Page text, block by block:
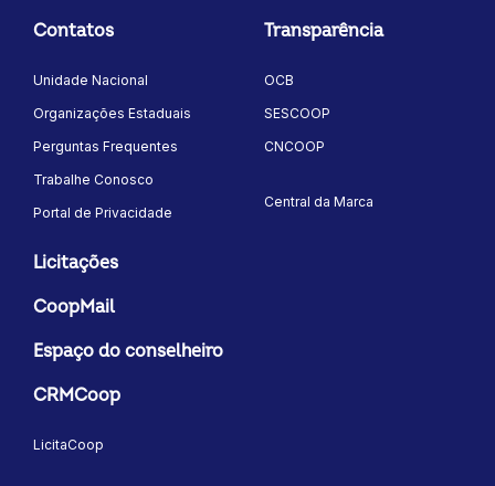
Contatos
Unidade Nacional
Organizações Estaduais
Perguntas Frequentes
Trabalhe Conosco
Portal de Privacidade
Transparência
OCB
SESCOOP
CNCOOP
Central da Marca
Licitações
CoopMail
Espaço do conselheiro
CRMCoop
LicitaCoop